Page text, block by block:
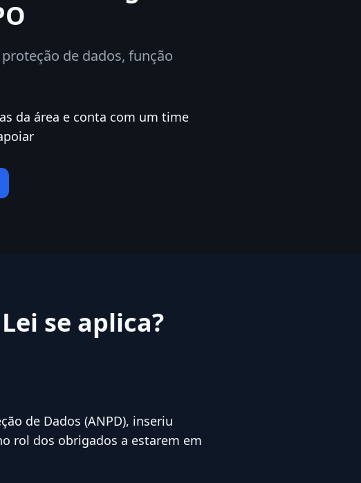
de dados, função
da área e conta com um time
se aplica?
de Dados (ANPD), inseriu
rol dos obrigados a estarem em